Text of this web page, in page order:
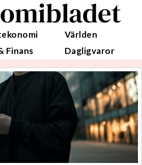
Världen
Finans Dagligvaror